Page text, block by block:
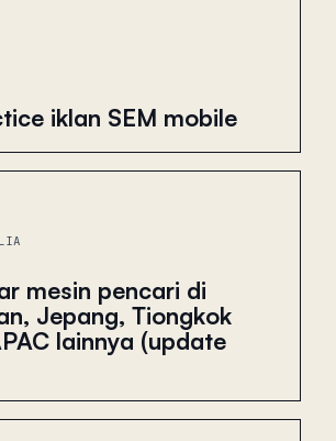
iklan SEM mobile
mesin pencari di
Jepang, Tiongkok
lainnya (update